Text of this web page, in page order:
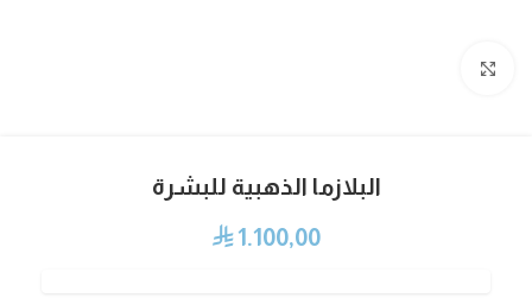
البلازما الذهبية للبشرة
⃁1.100,00